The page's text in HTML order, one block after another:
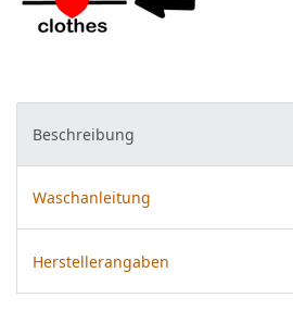
Beschreibung
Waschanleitung
Herstellerangaben